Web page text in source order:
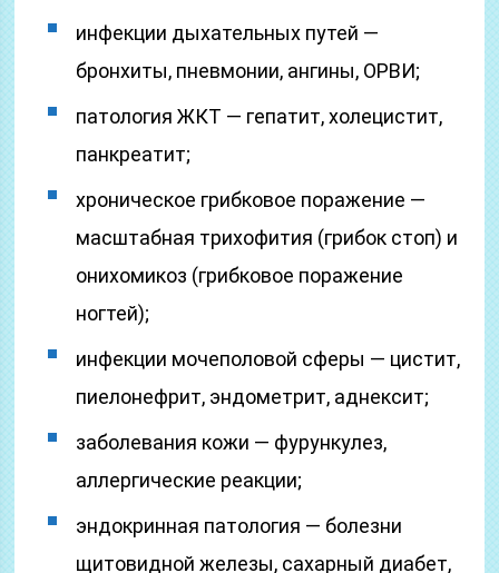
инфекции дыхательных путей —
бронхиты, пневмонии, ангины, ОРВИ;
патология ЖКТ — гепатит, холецистит,
панкреатит;
хроническое грибковое поражение —
масштабная трихофития (грибок стоп) и
онихомикоз (грибковое поражение
ногтей);
инфекции мочеполовой сферы — цистит,
пиелонефрит, эндометрит, аднексит;
заболевания кожи — фурункулез,
аллергические реакции;
эндокринная патология — болезни
щитовидной железы, сахарный диабет,